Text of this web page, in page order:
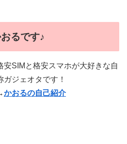
るです♪
安SIMと格安スマホが大好きな自
ガジェオタです！
かおるの自己紹介